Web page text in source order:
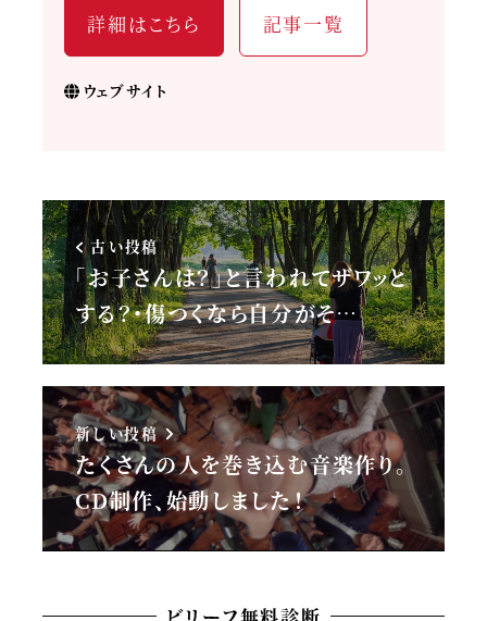
詳細はこちら 記事一覧
ウェブサイト
古い投稿
「お子さんは？」と言われてザワッと
する？・傷つくなら自分がそ…
新しい投稿
たくさんの人を巻き込む音楽作り。
CD制作、始動しました！